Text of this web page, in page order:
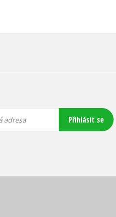
adresa Přihlásit se